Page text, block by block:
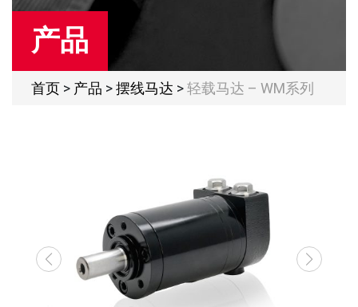
产品
首页 > 产品 >摆线马达 >轻载马达 – WM系列